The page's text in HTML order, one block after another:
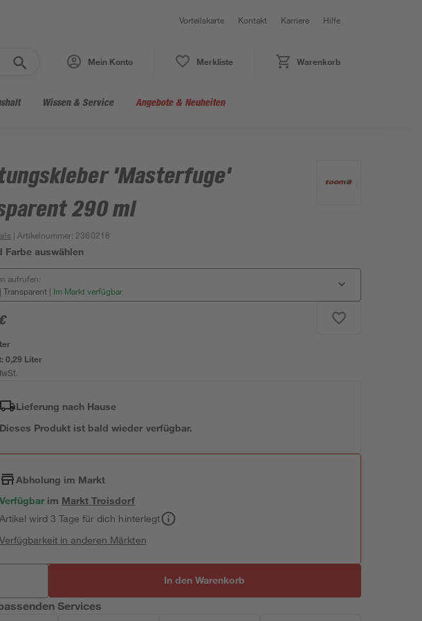
Vorteilskarte Kontakt Karriere Hilfe
Mein Konto Merkliste Warenkorb
Wissen & Service Angebote & Neuheiten
'Masterfuge'
290 ml
| Artikelnummer: 2360218
Farbe auswählen
aufrufen:
Transparent | Im Markt verfügbar
€
0,29 Liter
Lieferung nach Hause
Dieses Produkt ist bald wieder verfügbar.
Abholung im Markt
Verfügbar im MarktTroisdorf
Artikel wird 3 Tage für dich hinterlegt
Verfügbarkeit in anderen Märkten
In den Warenkorb
Services